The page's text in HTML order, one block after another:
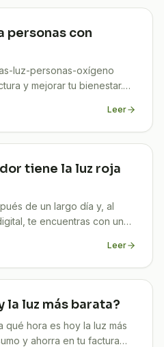
personas con
luz-personas-oxígeno
y mejorar tu bienestar.
Leer
tiene la luz roja
de un largo día y, al
te encuentras con una
Leer
la luz más barata?
qué hora es hoy la luz más
y ahorra en tu factura